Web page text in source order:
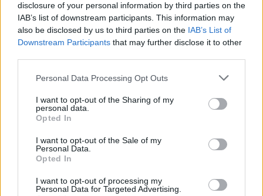
disclosure of your personal information by third parties on the
IAB’s list of downstream participants. This information may
also be disclosed by us to third parties on the IAB’s List of
Downstream Participants that may further disclose it to other
Personal Data Processing Opt Outs
I want to opt-out of the Sharing of my
personal data.
Opted In
I want to opt-out of the Sale of my
Personal Data.
Opted In
I want to opt-out of processing my
Personal Data for Targeted Advertising.
Esim for Global
Esim for USA|Esim for Italy| Esim for Spain|Esim